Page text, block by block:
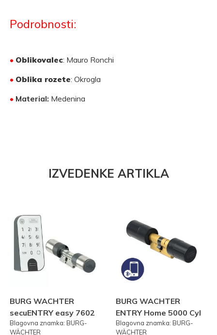
Podrobnosti:
• Oblikovalec: Mauro Ronchi
• Oblika rozete: Okrogla
• Material: Medenina
IZVEDENKE ARTIKLA
BURG WACHTER
secuENTRY easy 7602
FP PRSTNI ODTIS
Blagovna znamka: BURG-
WÄCHTER
BURG WACHTER
ENTRY Home 5000 Cyl
Blagovna znamka: BURG-
WÄCHTER